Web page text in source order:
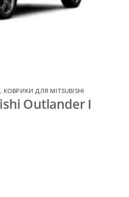
КОВРИКИ ДЛЯ MITSUBISHI
Outlander I